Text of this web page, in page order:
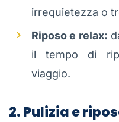
irrequietezza o
Riposo e relax:
il tempo di
viaggio.
2. Pulizia e